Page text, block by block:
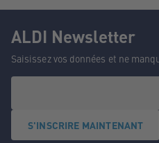
ALDI Newsletter
Saisissez vos données et ne
S'INSCRIRE MAINTENANT